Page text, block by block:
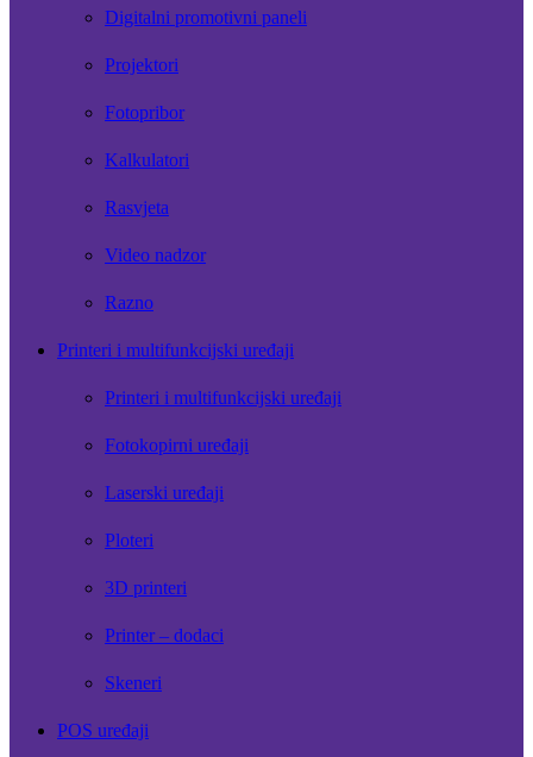
Digitalni promotivni paneli
Projektori
Fotopribor
Kalkulatori
Rasvjeta
Video nadzor
Razno
Printeri i multifunkcijski uređaji
Printeri i multifunkcijski uređaji
Fotokopirni uređaji
Laserski uređaji
Ploteri
3D printeri
Printer – dodaci
Skeneri
POS uređaji